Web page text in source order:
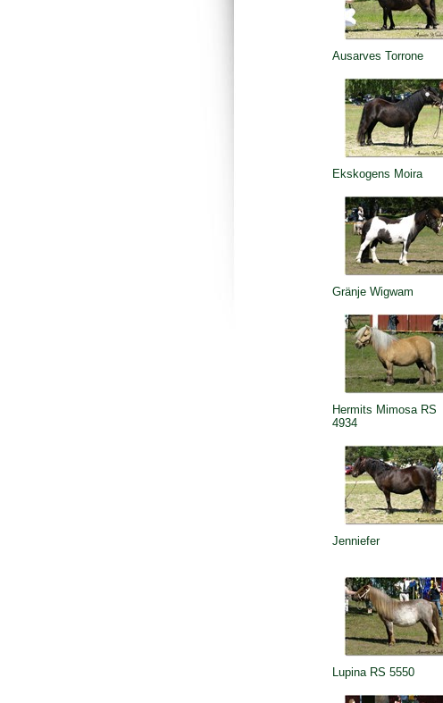
Ausarves Torrone
Ekskogens Moira
Gränje Wigwam
Hermits Mimosa RS
4934
Jenniefer
Lupina RS 5550